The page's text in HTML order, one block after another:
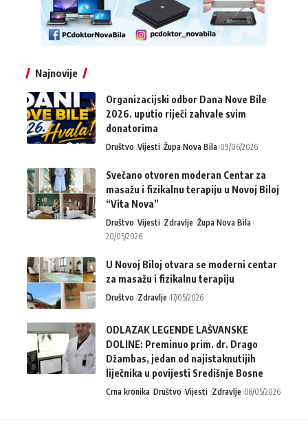
Najnovije
Organizacijski odbor Dana Nove Bile
2026. uputio riječi zahvale svim
donatorima
Društvo Vijesti Župa Nova Bila 09/06/2026
Svečano otvoren moderan Centar za
masažu i fizikalnu terapiju u Novoj Biloj
“Vita Nova”
Društvo Vijesti Zdravlje Župa Nova Bila
20/05/2026
U Novoj Biloj otvara se moderni centar
za masažu i fizikalnu terapiju
Društvo Zdravlje 17/05/2026
ODLAZAK LEGENDE LAŠVANSKE
DOLINE: Preminuo prim. dr. Drago
Džambas, jedan od najistaknutijih
liječnika u povijesti Središnje Bosne
Crna kronika Društvo Vijesti Zdravlje 08/05/2026